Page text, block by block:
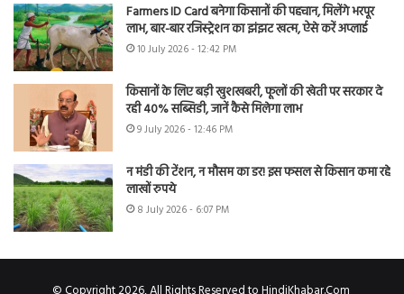
Farmers ID Card बनेगा किसानों की पहचान, मिलेंगे भरपूर
लाभ, बार-बार रजिस्ट्रेशन का झंझट खत्म, ऐसे करें अप्लाई
10 July 2026 - 12:42 PM
किसानों के लिए बड़ी खुशखबरी, फूलों की खेती पर सरकार दे
रही 40% सब्सिडी, जानें कैसे मिलेगा लाभ
9 July 2026 - 12:46 PM
न मंडी की टेंशन, न मौसम का डर! इस फसल से किसान कमा रहे
लाखों रुपये
8 July 2026 - 6:07 PM